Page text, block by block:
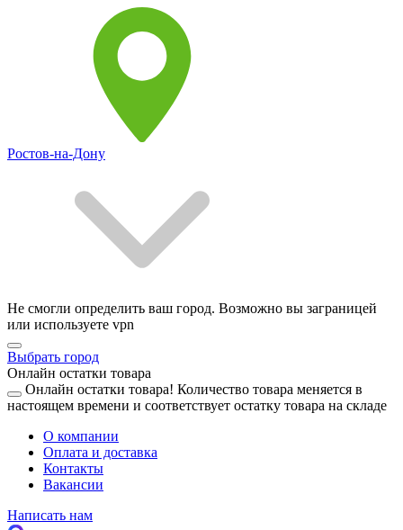
Ростов-на-Дону
Не смогли определить ваш город. Возможно вы заграницей
или используете vpn
Выбрать город
Онлайн остатки товара
Онлайн остатки товара! Количество товара меняется в
настоящем времени и соответствует остатку товара на складе
О компании
Оплата и доставка
Контакты
Вакансии
Написать нам